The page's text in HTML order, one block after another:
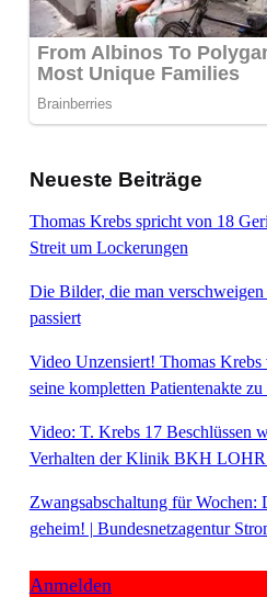
Neueste Beiträge
Thomas Krebs spricht von 18
Streit um Lockerungen
Die Bilder, die man
passiert
Video Unzensiert! Thomas Krebs
seine kompletten Patientenakte
Video: T. Krebs 17 Beschlüssen
Verhalten der Klinik BKH
Zwangsabschaltung für Wochen:
geheim! | Bundesnetzagentur
Anmelden